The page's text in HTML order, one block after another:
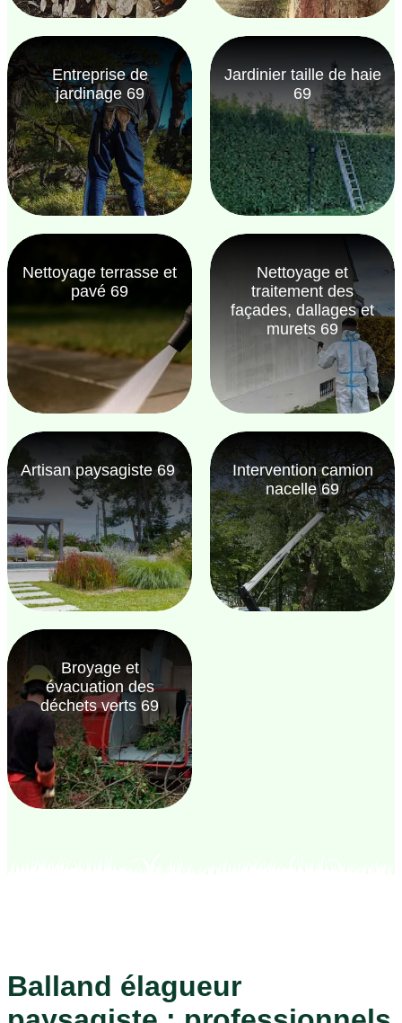
Entreprise de
jardinage 69
Jardinier taille de haie
69
Nettoyage terrasse et
pavé 69
Nettoyage et
traitement des
façades, dallages et
murets 69
Artisan paysagiste 69
Intervention camion
nacelle 69
Broyage et
évacuation des
déchets verts 69
Balland élagueur